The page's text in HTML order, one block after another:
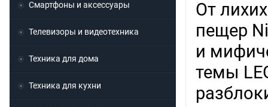
От
пещер
и
темы
Смартфоны и аксессуары
Телевизоры и видеотехника
Техника для дома
Техника для кухни